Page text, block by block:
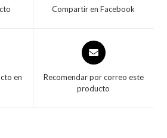
Compartir en Facebook
en
Recomendar por correo este
producto